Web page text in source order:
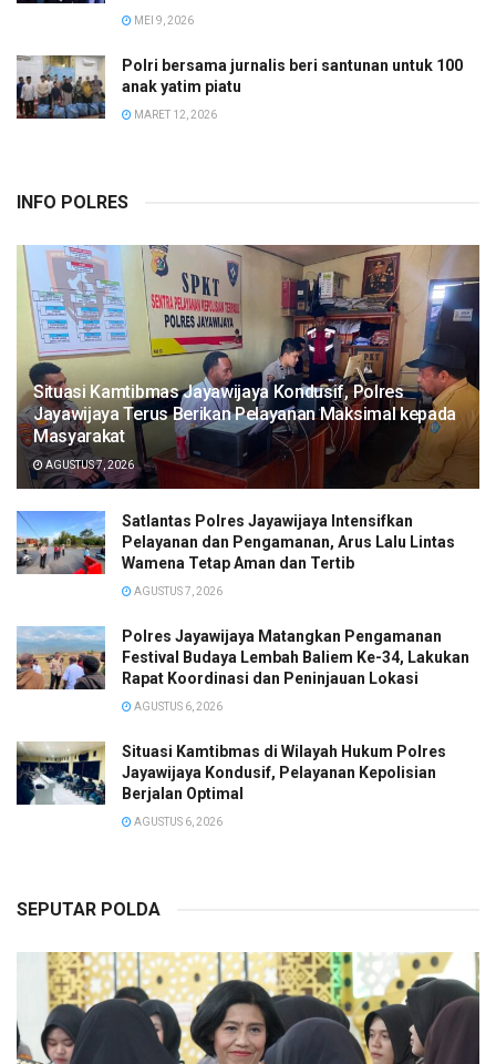
MEI 9, 2026
Polri bersama jurnalis beri santunan untuk 100
anak yatim piatu
MARET 12, 2026
INFO POLRES
Situasi Kamtibmas Jayawijaya Kondusif, Polres
Jayawijaya Terus Berikan Pelayanan Maksimal kepada
Masyarakat
AGUSTUS 7, 2026
Satlantas Polres Jayawijaya Intensifkan
Pelayanan dan Pengamanan, Arus Lalu Lintas
Wamena Tetap Aman dan Tertib
AGUSTUS 7, 2026
Polres Jayawijaya Matangkan Pengamanan
Festival Budaya Lembah Baliem Ke-34, Lakukan
Rapat Koordinasi dan Peninjauan Lokasi
AGUSTUS 6, 2026
Situasi Kamtibmas di Wilayah Hukum Polres
Jayawijaya Kondusif, Pelayanan Kepolisian
Berjalan Optimal
AGUSTUS 6, 2026
SEPUTAR POLDA